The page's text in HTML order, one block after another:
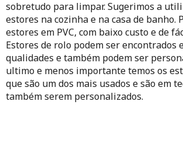
sobretudo para limpar. Sugerimos a
estores na cozinha e na casa de banho.
estores em PVC, com baixo custo e de
Estores de rolo podem ser encontrados
qualidades e também podem ser
ultimo e menos importante temos os
que são um dos mais usados e são em
também serem personalizados.